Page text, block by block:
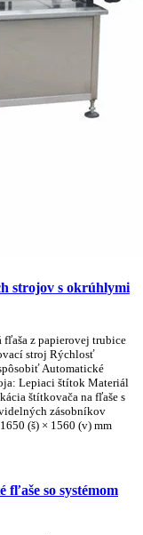
strojov s okrúhlymi
z papierovej trubice
stroj Rýchlosť
Automatické
Lepiaci štítok Materiál
štítkovača na fľaše s
zásobníkov
(š) × 1560 (v) mm
fľaše so systémom